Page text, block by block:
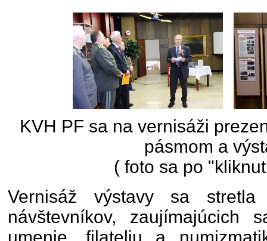
KVH PF sa na vernisáži
pásmom a
( foto sa po
Vernisáž výstavy sa
návštevníkov, zaujímajúcich